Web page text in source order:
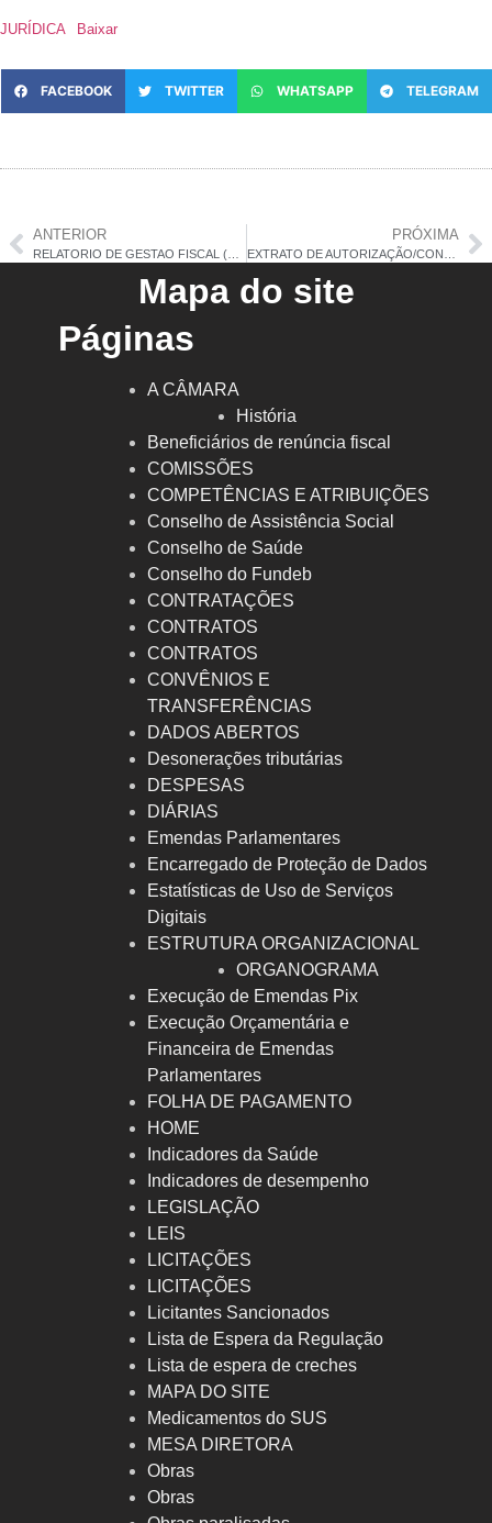
JURÍDICA Baixar
FACEBOOK TWITTER WHATSAPP TELEGRAM
ANTERIOR PRÓXIMA
Mapa do site
Páginas
A CÂMARA
História
Beneficiários de renúncia fiscal
COMISSÕES
COMPETÊNCIAS E ATRIBUIÇÕES
Conselho de Assistência Social
Conselho de Saúde
Conselho do Fundeb
CONTRATAÇÕES
CONTRATOS
CONTRATOS
CONVÊNIOS E
TRANSFERÊNCIAS
DADOS ABERTOS
Desonerações tributárias
DESPESAS
DIÁRIAS
Emendas Parlamentares
Encarregado de Proteção de Dados
Estatísticas de Uso de Serviços
Digitais
ESTRUTURA ORGANIZACIONAL
ORGANOGRAMA
Execução de Emendas Pix
Execução Orçamentária e
Financeira de Emendas
Parlamentares
FOLHA DE PAGAMENTO
HOME
Indicadores da Saúde
Indicadores de desempenho
LEGISLAÇÃO
LEIS
LICITAÇÕES
LICITAÇÕES
Licitantes Sancionados
Lista de Espera da Regulação
Lista de espera de creches
MAPA DO SITE
Medicamentos do SUS
MESA DIRETORA
Obras
Obras